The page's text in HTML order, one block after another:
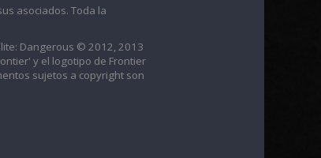
asociados. Toda la
Dangerous © 2012, 2013
y el logotipo de Frontier
sujetos a copyright son